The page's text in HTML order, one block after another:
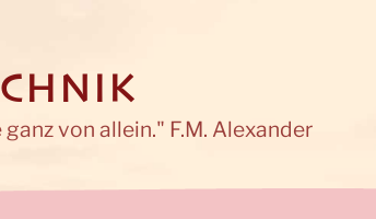
von allein." F.M. Alexander